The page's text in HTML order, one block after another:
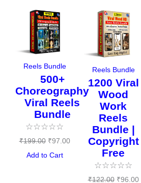
Reels Bundle
500+
Choreography
Viral Reels
Bundle
☆☆☆☆☆
₹199.00
Original
price
was:
₹199.00.
₹97.00
₹97.00.
Add to Cart
Reels Bundle
1200 Viral
Wood
Work
Reels
Bundle |
Copyright
Free
☆☆☆☆☆
₹122.00
Original
price
was:
₹122.00.
₹96.00